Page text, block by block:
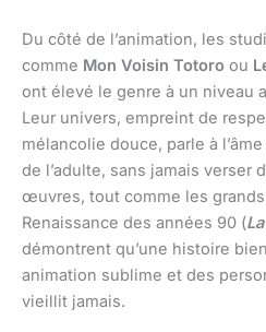
Du côté de l’animation, les
comme Mon Voisin Totoro ou
ont élevé le genre à un niveau
Leur univers, empreint de
mélancolie douce, parle à
de l’adulte, sans jamais verser
œuvres, tout comme les
Renaissance des années 90 (
démontrent qu’une histoire
animation sublime et des
vieillit jamais.